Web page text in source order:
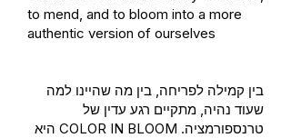
to mend, and to bloom into a more
authentic version of ourselves
בין קמילה לפריחה, בין מה שהיינו למה
שעוד נהיה, מתקיים רגע עדין של
טרנספורמציה. COLOR IN BLOOM היא